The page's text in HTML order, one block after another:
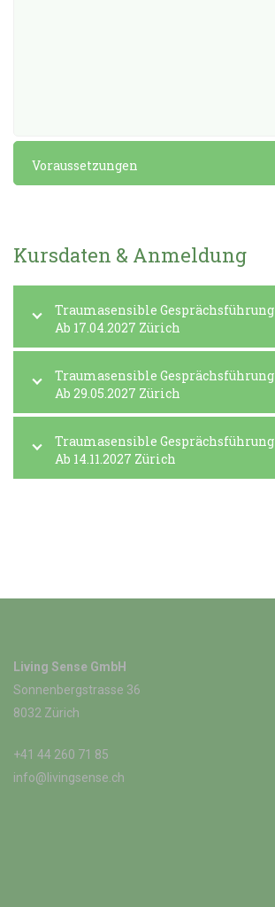
Voraussetzungen
Kursdaten & Anmeldung
Traumasensible Gesprächsführung
Ab 17.04.2027 Zürich
Traumasensible Gesprächsführung
Ab 29.05.2027 Zürich
Traumasensible Gesprächsführung
Ab 14.11.2027 Zürich
Living Sense GmbH
Sonnenbergstrasse 36
8032 Zürich
+41 44 260 71 85
info@livingsense.ch